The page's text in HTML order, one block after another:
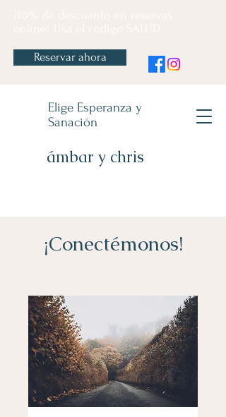
Elige Esperanza y
Sanación
ámbar y chris
Reservar ahora
¡Conectémonos!